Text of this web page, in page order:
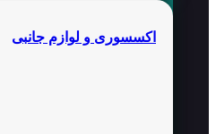
اکسسوری و لوازم جانبی